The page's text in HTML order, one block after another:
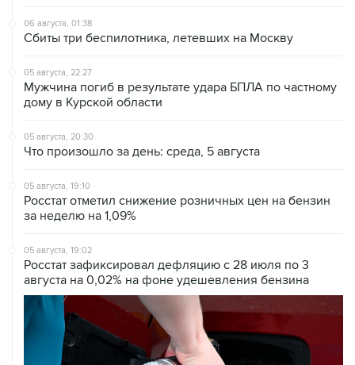
06 августа, 01:38
Сбиты три беспилотника, летевших на Москву
05 августа, 22:27
Мужчина погиб в результате удара БПЛА по частному
дому в Курской области
05 августа, 20:30
Что произошло за день: среда, 5 августа
05 августа, 19:10
Росстат отметил снижение розничных цен на бензин
за неделю на 1,09%
05 августа, 19:02
Росстат зафиксировал дефляцию с 28 июля по 3
августа на 0,02% на фоне удешевления бензина